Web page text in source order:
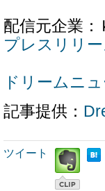
配信元企業
プレスリリ
ドリームニ
記事提供：
ツイート